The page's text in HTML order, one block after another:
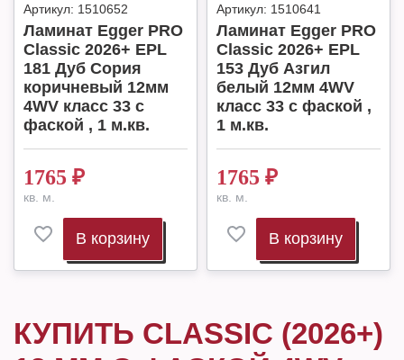
Артикул: 1510652
Ламинат Egger PRO
Classic 2026+ EPL
181 Дуб Сория
коричневый 12мм
4WV класс 33 с
фаской , 1 м.кв.
1765 ₽
кв. м.
В корзину
Артикул: 1510641
Ламинат Egger PRO
Classic 2026+ EPL
153 Дуб Азгил
белый 12мм 4WV
класс 33 с фаской ,
1 м.кв.
1765 ₽
кв. м.
В корзину
КУПИТЬ CLASSIC (2026+)